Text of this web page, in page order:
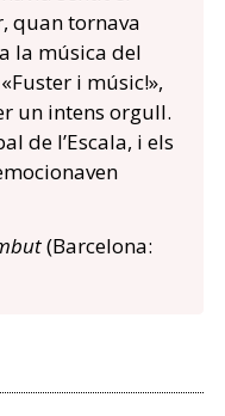
quan tornava
la música del
i músic!»,
un intens orgull.
de l’Escala, i els
(Barcelona: